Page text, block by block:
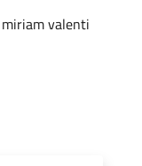
miriam valenti